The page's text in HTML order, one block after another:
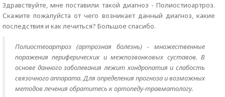
Здравствуйте, мне поставили такой диагноз - Полиостиоартроз.
Скажите пожалуйста от чего возникает данный диагноз, какие
последствия и как лечиться? Большое спасибо.
Полиостеоартроз (артрозная болезнь) - множественные
поражения периферических и межпозвонковых суставов. В
основе данного заболевания лежит хондропатия и слабость
связочного аппарата. Для определения прогноза и возможных
методов лечения обратитесь к ортопеду-травматологу.